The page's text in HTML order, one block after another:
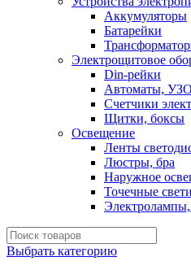
Аккумуляторы
Батарейки
Электрощитовое
Din-рейки
Автоматы, УЗО
Счетчики
Щитки, боксы
Освещение
Ленты
Люстры, бра
Наружное
Точечные
Выбрать категорию